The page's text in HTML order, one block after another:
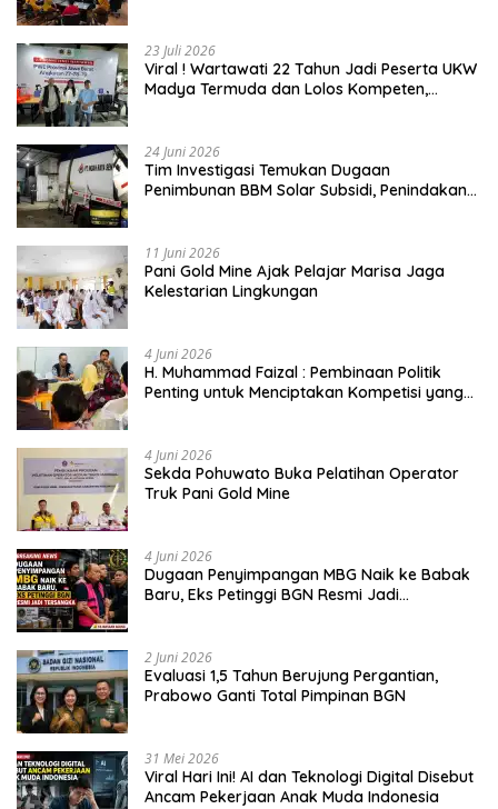
23 Juli 2026
Viral ! Wartawati 22 Tahun Jadi Peserta UKW
Madya Termuda dan Lolos Kompeten,
24 Juni 2026
Tim Investigasi Temukan Dugaan
Penimbunan BBM Solar Subsidi, Penindakan
11 Juni 2026
Pani Gold Mine Ajak Pelajar Marisa Jaga
Kelestarian Lingkungan
4 Juni 2026
H. Muhammad Faizal : Pembinaan Politik
Penting untuk Menciptakan Kompetisi yang
4 Juni 2026
Sekda Pohuwato Buka Pelatihan Operator
Truk Pani Gold Mine
4 Juni 2026
Dugaan Penyimpangan MBG Naik ke Babak
Baru, Eks Petinggi BGN Resmi Jadi
2 Juni 2026
Evaluasi 1,5 Tahun Berujung Pergantian,
Prabowo Ganti Total Pimpinan BGN
31 Mei 2026
Viral Hari Ini! AI dan Teknologi Digital Disebut
Ancam Pekerjaan Anak Muda Indonesia